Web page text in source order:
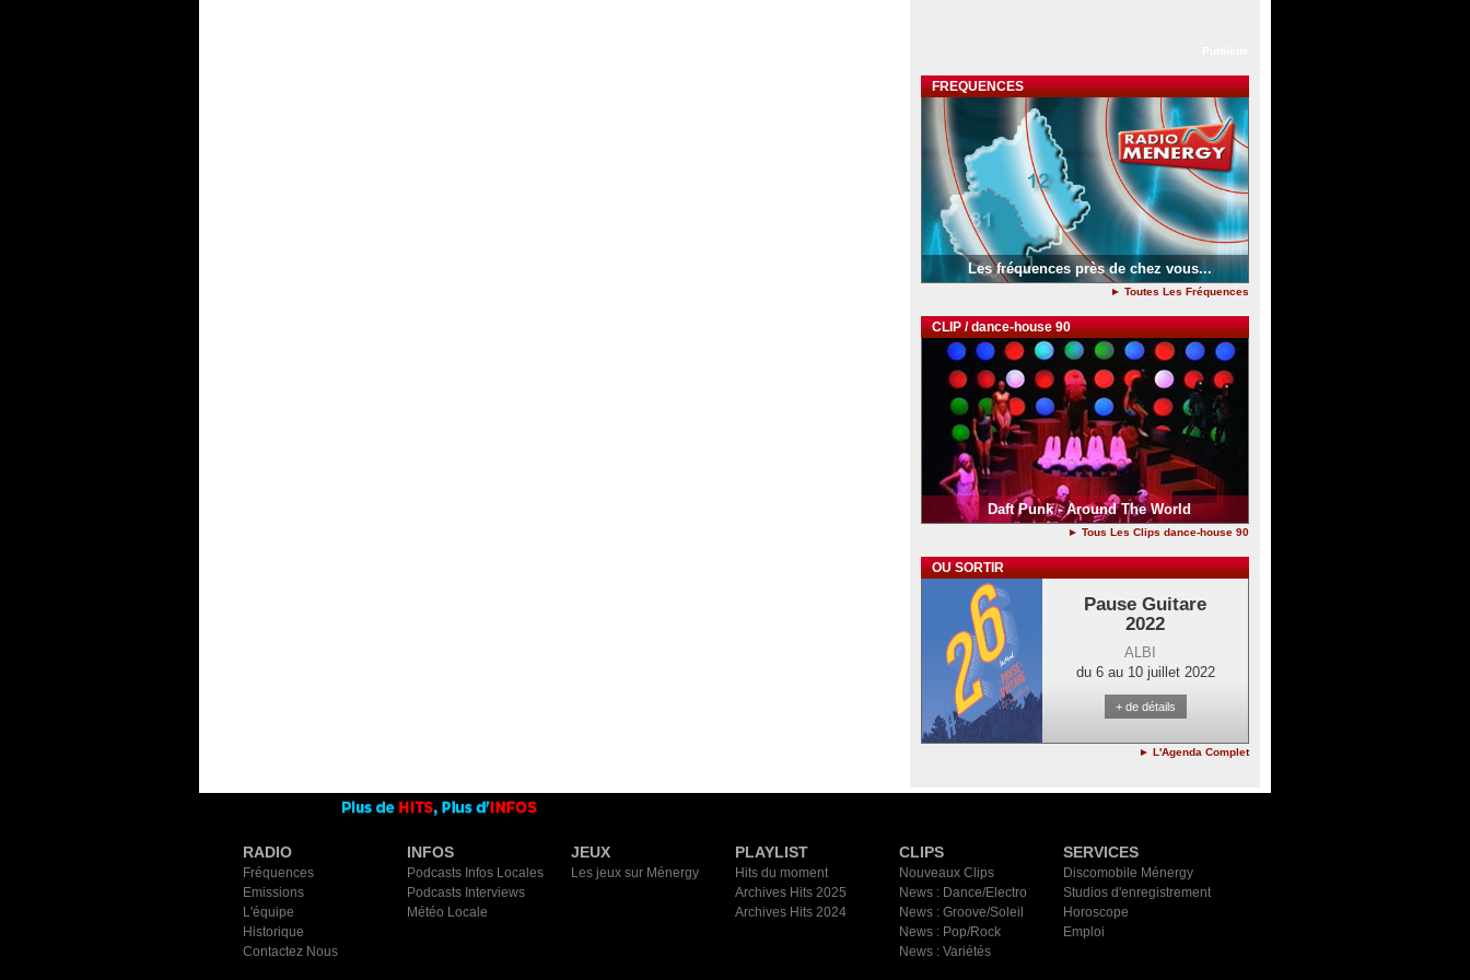
FREQUENCES
Les fréquences près de chez vous...
► Toutes Les Fréquences
CLIP / dance-house 90
Daft Punk - Around The World
► Tous Les Clips dance-house 90
OU SORTIR
Pause Guitare
2022
ALBI
du 6 au 10 juillet 2022
+ de détails
► L'Agenda Complet
RADIO
Fréquences
Emissions
L'équipe
Historique
Contactez Nous
INFOS
Podcasts Infos Locales
Podcasts Interviews
Météo Locale
JEUX
Les jeux sur Ménergy
PLAYLIST
Hits du moment
Archives Hits 2025
Archives Hits 2024
CLIPS
Nouveaux Clips
News : Dance/Electro
News : Groove/Soleil
News : Pop/Rock
News : Variétés
SERVICES
Discomobile Ménergy
Studios d'enregistrement
Horoscope
Emploi